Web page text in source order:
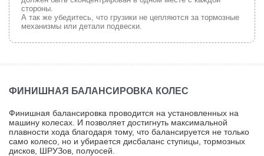
стороны.
А так же убедитесь, что грузики не цепляются за тормозные
механизмы или детали подвески.
ФИНИШНАЯ БАЛАНСИРОВКА КОЛЕС
Финишная балансировка проводится на установленных на
машину колесах. И позволяет достигнуть максимальной
плавности хода благодаря тому, что балансируется не только
само колесо, но и убирается дисбаланс ступицы, тормозных
дисков, ШРУЗов, полуосей.